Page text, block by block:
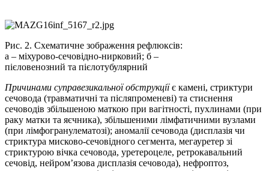
Рис. 2. Схематичне зображення рефлюксів:
а – міхурово-сечовідно-нирковий; б –
пієловенозний та пієлотубулярний
Причинами суправезикальної обструкціїє камені, стриктури
сечовода (травматичні та післяпроменеві) та стиснення
сечоводів збільшеною маткою при вагітності, пухлинами (при
раку матки та яєчника), збільшеними лімфатичними вузлами
(при лімфогранулематозі); аномалії сечовода (дисплазія чи
стриктура мисково-сечовідного сегмента, мегауретер зі
стриктурою вічка сечовода, уретероцеле, ретрокавальний
сечовід, нейром’язова дисплазія сечовода), нефроптоз,